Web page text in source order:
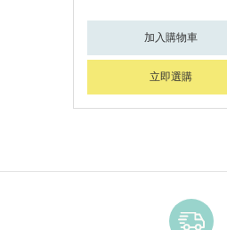
加入購物車
立即選購